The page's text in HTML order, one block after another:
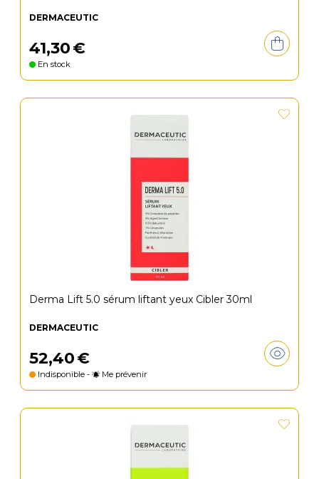
DERMACEUTIC
41,30€
En stock
Derma Lift 5.0 sérum liftant yeux Cibler 30ml
DERMACEUTIC
52,40€
Indisponible - Me prévenir